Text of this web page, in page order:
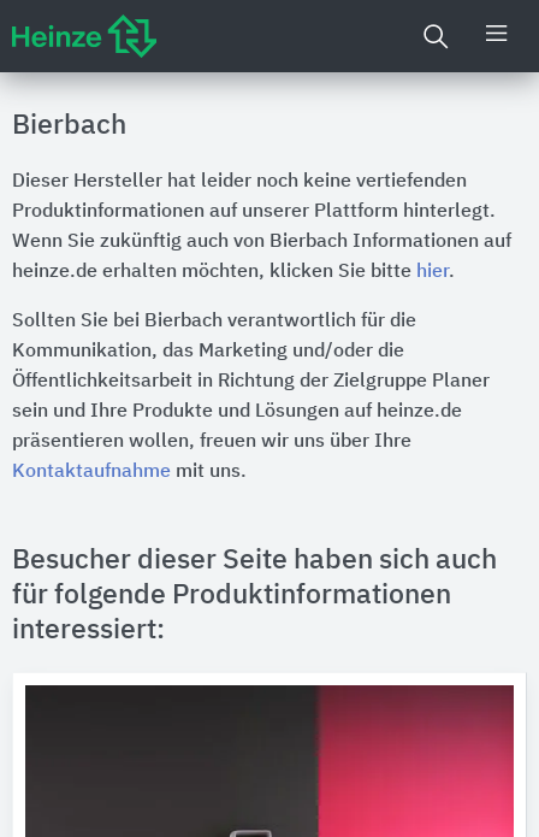
Bierbach
Dieser Hersteller hat leider noch keine vertiefenden
Produktinformationen auf unserer Plattform hinterlegt.
Wenn Sie zukünftig auch von Bierbach Informationen auf
heinze.de erhalten möchten, klicken Sie bitte hier.
Sollten Sie bei Bierbach verantwortlich für die
Kommunikation, das Marketing und/oder die
Öffentlichkeitsarbeit in Richtung der Zielgruppe Planer
sein und Ihre Produkte und Lösungen auf heinze.de
präsentieren wollen, freuen wir uns über Ihre
Kontaktaufnahme mit uns.
Besucher dieser Seite haben sich auch
für folgende Produktinformationen
interessiert: